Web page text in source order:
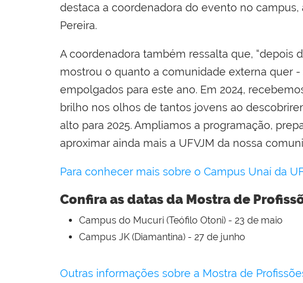
destaca a coordenadora do evento no campus,
Pereira.
A coordenadora também ressalta que, “depois
mostrou o quanto a comunidade externa quer
empolgados para este ano. Em 2024,
brilho nos olhos de tantos jovens ao
alto para 2025. Ampliamos a programação,
aproximar ainda mais a UFVJM da nossa
Para conhecer mais sobre o Campus Unaí da
Confira as datas da Mostra de
Campus do Mucuri (Teófilo Otoni) - 23 de maio
Campus JK (Diamantina) - 27 de junho
Outras informações sobre a Mostra de